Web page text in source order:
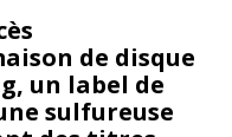
de disque
un label de
sulfureuse